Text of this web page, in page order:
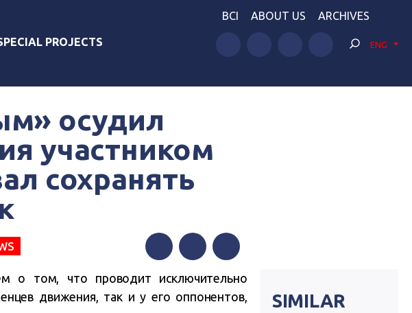
PROJECTS
BCI ABOUT US ARCHIVES
ENG
осудил
участником
сохранять
FacebookTwitterTelegram
о том, что проводит исключительно
движения, так и у его оппонентов,
SIMILAR